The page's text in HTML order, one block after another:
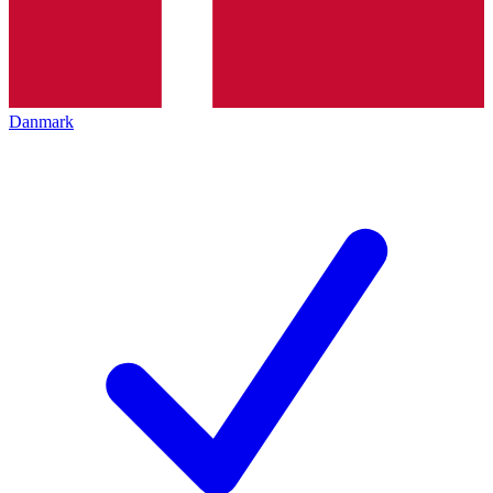
Danmark